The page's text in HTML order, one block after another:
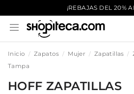
¡REBAJAS DEL 20%
Inicio Zapatos Mujer Zapatillas
Tampa
HOFF ZAPATILLAS